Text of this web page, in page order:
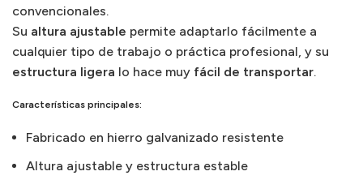
convencionales.
Su altura ajustable permite adaptarlo fácilmente a
cualquier tipo de trabajo o práctica profesional, y su
estructura ligera lo hace muy fácil de transportar.
Características principales:
Fabricado en hierro galvanizado resistente
Altura ajustable y estructura estable